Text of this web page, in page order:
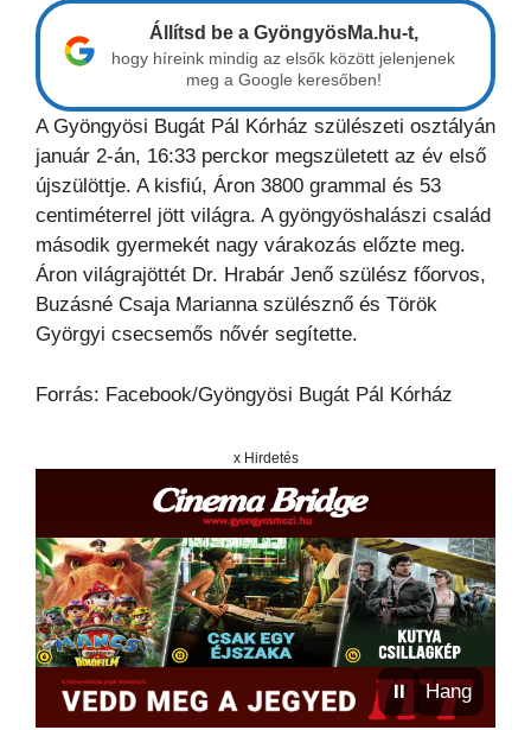
Állítsd be a GyöngyösMa.hu-t,
hogy híreink mindig az elsők között jelenjenek
meg a Google keresőben!
A Gyöngyösi Bugát Pál Kórház szülészeti osztályán
január 2-án, 16:33 perckor megszületett az év első
újszülöttje. A kisfiú, Áron 3800 grammal és 53
centiméterrel jött világra. A gyöngyöshalászi család
második gyermekét nagy várakozás előzte meg.
Áron világrajöttét Dr. Hrabár Jenő szülész főorvos,
Buzásné Csaja Marianna szülésznő és Török
Györgyi csecsemős nővér segítette.
Forrás: Facebook/Gyöngyösi Bugát Pál Kórház
x Hirdetés
⏸ Hang